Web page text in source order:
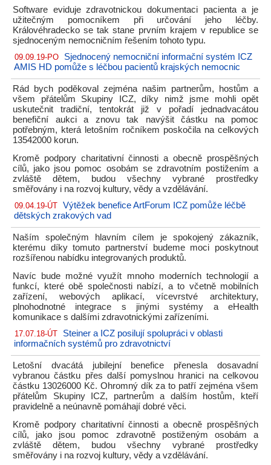
Software eviduje zdravotnickou dokumentaci pacienta a je
užitečným pomocníkem při určování jeho léčby.
Královéhradecko se tak stane prvním krajem v republice se
sjednoceným nemocničním řešením tohoto typu.
09.09.19-PO
Sjednocený nemocniční informační systém ICZ
AMIS HD pomůže s léčbou pacientů krajských nemocnic
Rád bych poděkoval zejména našim partnerům, hostům a
všem přátelům Skupiny ICZ, díky nimž jsme mohli opět
uskutečnit tradiční, tentokrát již v pořadí jednadvacátou
benefiční aukci a znovu tak navýšit částku na pomoc
potřebným, která letošním ročníkem poskočila na celkových
13542000 korun.
Kromě podpory charitativní činnosti a obecně prospěšných
cílů, jako jsou pomoc osobám se zdravotním postižením a
zvláště dětem, budou všechny vybrané prostředky
směřovány i na rozvoj kultury, vědy a vzdělávání.
09.04.19-ÚT Výtěžek benefice ArtForum ICZ pomůže léčbě
dětských zrakových vad
Naším společným hlavním cílem je spokojený zákazník,
kterému díky tomuto partnerství budeme moci poskytnout
rozšířenou nabídku integrovaných produktů.
Navíc bude možné využít mnoho moderních technologií a
funkcí, které obě společnosti nabízí, a to včetně mobilních
zařízení, webových aplikací, vícevrstvé architektury,
plnohodnotné integrace s jinými systémy a eHealth
komunikace s dalšími zdravotnickými zařízeními.
17.07.18-ÚT
Steiner a ICZ posilují spolupráci v oblasti
informačních systémů pro zdravotnictví
Letošní dvacátá jubilejní benefice přenesla dosavadní
vybranou částku přes další pomyslnou hranici na celkovou
částku 13026000 Kč. Ohromný dík za to patří zejména všem
přátelům Skupiny ICZ, partnerům a dalším hostům, kteří
pravidelně a neúnavně pomáhají dobré věci.
Kromě podpory charitativní činnosti a obecně prospěšných
cílů, jako jsou pomoc zdravotně postiženým osobám a
zvláště dětem, budou všechny vybrané prostředky
směřovány i na rozvoj kultury, vědy a vzdělávání.